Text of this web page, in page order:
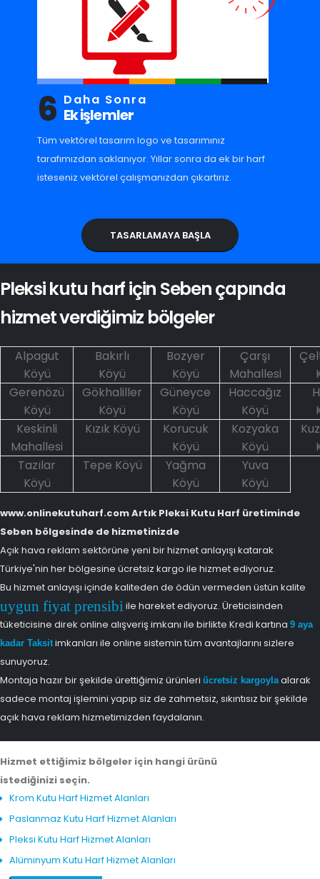
6 Daha Sonra
Ek işlemler
Tüm vektörel tasarım logo ve tasarımınız
tarafımızdan saklanıyor. Yıllar sonra da ek bir harf
isteseniz vektörel çalışmanızdan çıkartırız.
TASARLAMAYA BAŞLA
Pleksi kutu harf için Seben çapında
hizmet verdiğimiz bölgeler
Alpagut
Köyü
Bakırlı
Köyü
Bozyer
Köyü
Çarşı
Mahallesi
Gerenözü
Köyü
Gökhaliller
Köyü
Güneyce
Köyü
Haccağız
Köyü
Keskinli
Mahallesi
Kızık Köyü
Korucuk
Köyü
Kozyaka
Köyü
Tazılar
Köyü
Tepe Köyü
Yağma
Köyü
Yuva
Köyü
www.onlinekutuharf.com Artık Pleksi Kutu Harf üretiminde
Seben bölgesinde de hizmetinizde
Açık hava reklam sektörüne yeni bir hizmet anlayışı katarak
Türkiye'nin her bölgesine ücretsiz kargo ile hizmet ediyoruz.
Bu hizmet anlayışı içinde kaliteden de ödün vermeden üstün kalite
uygun fiyat prensibi ile hareket ediyoruz. Üreticisinden
tüketicisine direk online alışveriş imkanı ile birlikte Kredi kartına 9 aya
kadar Taksitimkanları ile online sistemin tüm avantajlarını sizlere
sunuyoruz.
Montaja hazır bir şekilde ürettiğimiz ürünleri ücretsiz kargoylaalarak
sadece montaj işlemini yapıp siz de zahmetsiz, sıkıntısız bir şekilde
açık hava reklam hizmetimizden faydalanın.
Hizmet ettiğimiz bölgeler için hangi ürünü
istediğinizi seçin.
Krom Kutu Harf Hizmet Alanları
Paslanmaz Kutu Harf Hizmet Alanları
Pleksi Kutu Harf Hizmet Alanları
Alüminyum Kutu Harf Hizmet Alanları